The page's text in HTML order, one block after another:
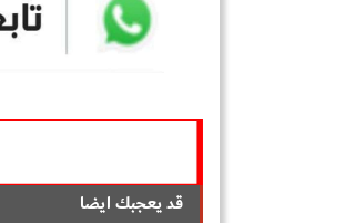
قد يعجبك ايضا